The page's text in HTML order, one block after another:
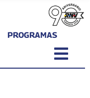
PROGRAMAS